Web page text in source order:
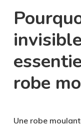
robe
Une robe